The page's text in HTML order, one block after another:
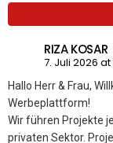
RIZA KOSAR
7. Juli 2026 at
Hallo Herr & Frau,
Werbeplattform!
Wir führen Projekte
privaten Sektor.